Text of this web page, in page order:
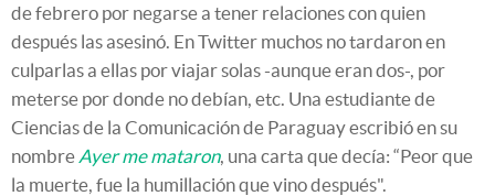
de febrero por negarse a tener relaciones con quien
después las asesinó. En Twitter muchos no tardaron en
culparlas a ellas por viajar solas -aunque eran dos-, por
meterse por donde no debían, etc. Una estudiante de
Ciencias de la Comunicación de Paraguay escribió en su
nombre Ayer me mataron, una carta que decía: “Peor que
la muerte, fue la humillación que vino después".